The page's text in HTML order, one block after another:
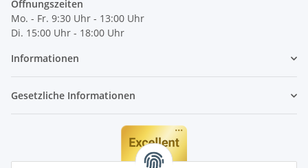
Öffnungszeiten
Mo. - Fr. 9:30 Uhr - 13:00 Uhr
Di. 15:00 Uhr - 18:00 Uhr
Informationen
Gesetzliche Informationen